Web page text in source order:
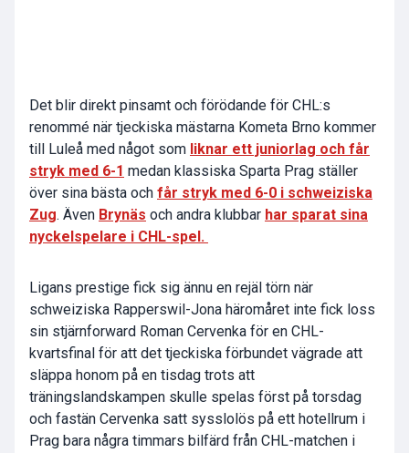
Det blir direkt pinsamt och förödande för CHL:s
renommé när tjeckiska mästarna Kometa Brno kommer
till Luleå med något som liknar ett juniorlag och får
stryk med 6-1 medan klassiska Sparta Prag ställer
över sina bästa och får stryk med 6-0 i schweiziska
Zug. Även Brynäs och andra klubbar har sparat sina
nyckelspelare i CHL-spel.
Ligans prestige fick sig ännu en rejäl törn när
schweiziska Rapperswil-Jona häromåret inte fick loss
sin stjärnforward Roman Cervenka för en CHL-
kvartsfinal för att det tjeckiska förbundet vägrade att
släppa honom på en tisdag trots att
träningslandskampen skulle spelas först på torsdag
och fastän Cervenka satt sysslolös på ett hotellrum i
Prag bara några timmars bilfärd från CHL-matchen i